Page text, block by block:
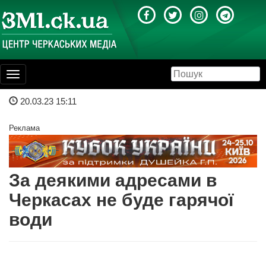
Toggle
navigation
20.03.23 15:11
Реклама
За деякими адресами в
Черкасах не буде гарячої
води